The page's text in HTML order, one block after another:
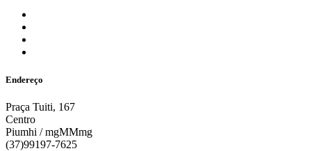
Endereço
Praça Tuiti, 167
Centro
Piumhi / mgMMmg
(37)99197-7625